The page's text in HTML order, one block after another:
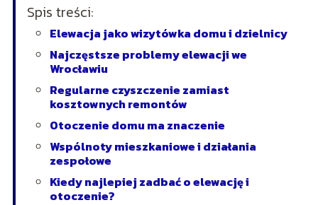
Spis treści:
Elewacja jako wizytówka domu i dzielnicy
Najczęstsze problemy elewacji we
Wrocławiu
Regularne czyszczenie zamiast
kosztownych remontów
Otoczenie domu ma znaczenie
Wspólnoty mieszkaniowe i działania
zespołowe
Kiedy najlepiej zadbać o elewację i
otoczenie?